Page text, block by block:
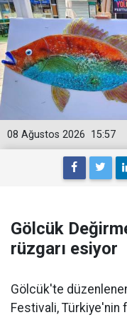
15:57
08 Ağustos 2026
Gölcük
rüzgarı esiyor
Gölcük'te
Festivali, Türkiye'nin